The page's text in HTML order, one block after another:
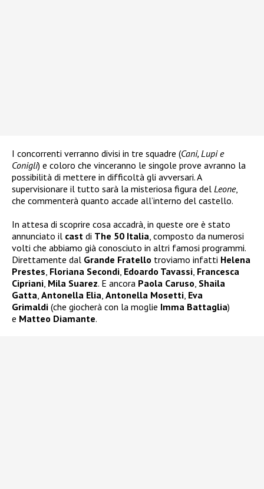
I concorrenti verranno divisi in tre squadre (Cani, Lupi e
Conigli) e coloro che vinceranno le singole prove avranno la
possibilità di mettere in difficoltà gli avversari. A
supervisionare il tutto sarà la misteriosa figura del Leone,
che commenterà quanto accade all’interno del castello.
In attesa di scoprire cosa accadrà, in queste ore è stato
annunciato il cast di The 50 Italia, composto da numerosi
volti che abbiamo già conosciuto in altri famosi programmi.
Direttamente dal Grande Fratello troviamo infatti Helena
Prestes, Floriana Secondi, Edoardo Tavassi, Francesca
Cipriani, Mila Suarez. E ancora Paola Caruso, Shaila
Gatta, Antonella Elia, Antonella Mosetti, Eva
Grimaldi (che giocherà con la moglie Imma Battaglia)
e Matteo Diamante.